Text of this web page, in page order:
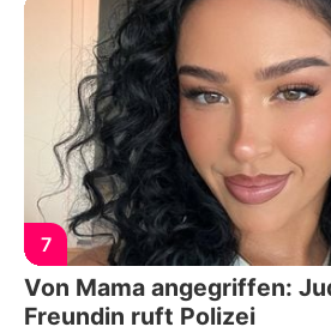
7
Von Mama angegriffen:
Freundin ruft Polizei